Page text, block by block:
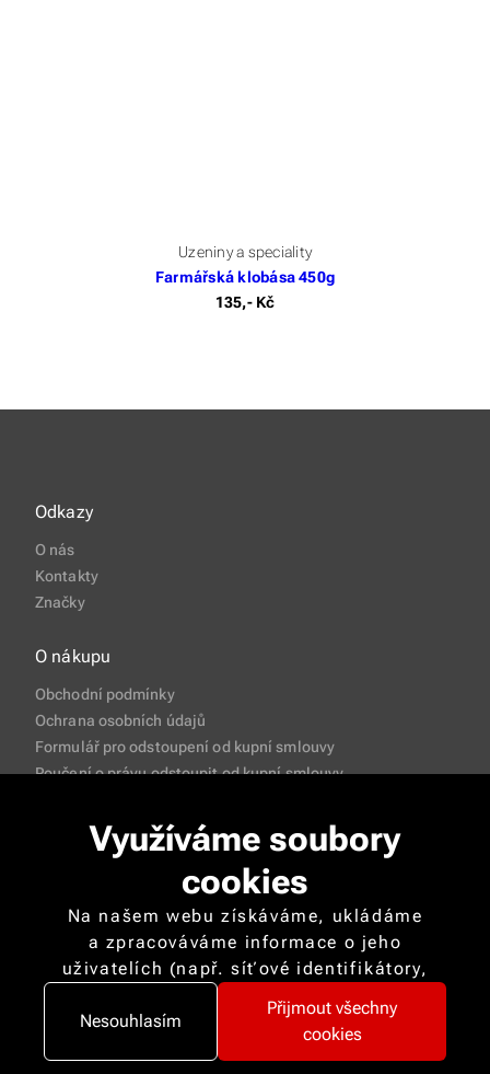
Využíváme soubory
cookies
Na našem webu získáváme, ukládáme
a zpracováváme informace o jeho
uživatelích (např. síťové identifikátory,
údaje o tom, jak procházíte naše stránky,
nebo jaký obsah vás zajímá). K tomuto
účelu využíváme soubory cookies,
Nesouhlasím
Přijmout všechny
cookies
Uzeniny a speciality
Farmářská klobása 450g
135,- Kč
Odkazy
O nás
Kontakty
Značky
O nákupu
Obchodní podmínky
Ochrana osobních údajů
Formulář pro odstoupení od kupní smlouvy
Poučení o právu odstoupit od kupní smlouvy
Copyright © 2026 CISApp Všechna práva vyhrazena
Nastavení cookies